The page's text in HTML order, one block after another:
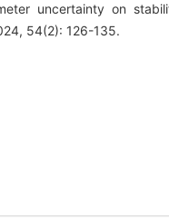
uncertainty on
54(2): 126-135.